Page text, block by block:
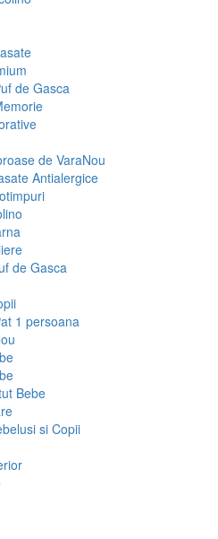
de Gasca
de VaraNou
Antialergice
de Gasca
1 persoana
Bebe
si Copii